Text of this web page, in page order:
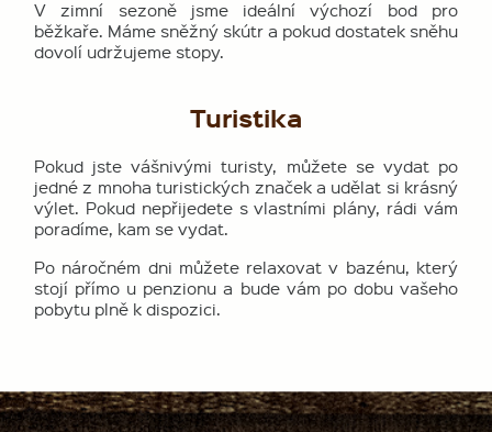
V zimní sezoně jsme ideální výchozí bod pro
běžkaře. Máme sněžný skútr a pokud dostatek sněhu
dovolí udržujeme stopy.
Turistika
Pokud jste vášnivými turisty, můžete se vydat po
jedné z mnoha turistických značek a udělat si krásný
výlet. Pokud nepřijedete s vlastními plány, rádi vám
poradíme, kam se vydat.
Po náročném dni můžete relaxovat v bazénu, který
stojí přímo u penzionu a bude vám po dobu vašeho
pobytu plně k dispozici.